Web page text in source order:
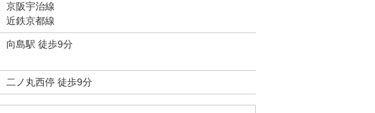
京阪宇治線
近鉄京都線
向島駅 徒歩9分
二ノ丸西停 徒歩9分